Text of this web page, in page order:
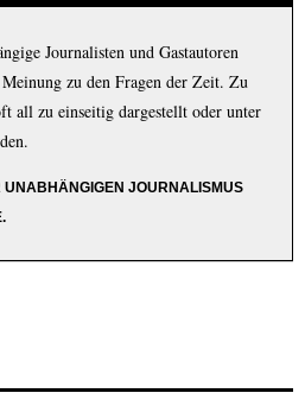
Journalisten und Gastautoren
zu den Fragen der Zeit. Zu
all zu einseitig dargestellt oder unter
UNABHÄNGIGEN JOURNALISMUS